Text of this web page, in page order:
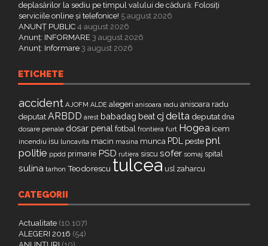
deplasărilor la sediu pe timpul valului de cădură: Folosiți
serviciile online și telefonice! 5 august 2026
ANUNȚ PUBLIC 4 august 2026
Anunț: INFORMARE 3 august 2026
Anunț: Informare 3 august 2026
ETICHETE
accident AJOFM ALDE alegeri anisoara radu anisoara radu
deputat ARBDD arest babadag beatcj delta deputat dna
dosare penale dosar penal fotbal frontiera furt Hogea icem
incendiu isu luncavita macin masina munca PDL peste pnl
politie ppdd primarie PSD rutiera siscu sofer somaj spital
sulina tarhon Teodorescu tulcea usl zaharcu
CATEGORII
Actualitate (10.107)
ALEGERI 2016 (54)